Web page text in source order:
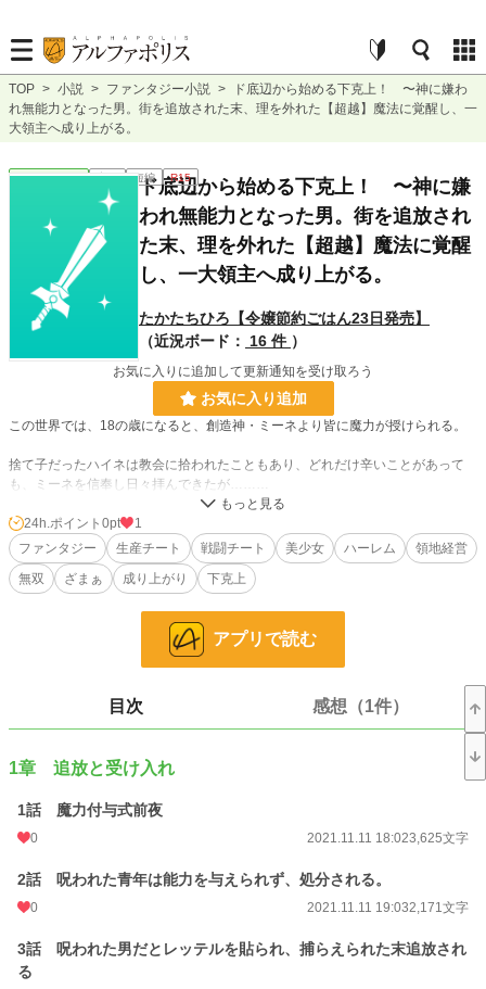
TOP > 小説 > ファンタジー小説 >
ド底辺から始める下克上！ 〜神に嫌わ
れ無能力となった男。街を追放された末、理を外れた【超越】魔法に覚醒し、一
大領主へ成り上がる。
ファンタジー 完結 短編 R15
ド底辺から始める下克上！ 〜神に嫌
われ無能力となった男。街を追放され
た末、理を外れた【超越】魔法に覚醒
し、一大領主へ成り上がる。
たかたちひろ【令嬢節約ごはん23日発売】
（近況ボード：
16 件 ）
お気に入りに追加して更新通知を受け取ろう
お気に入り追加
この世界では、18の歳になると、創造神・ミーネより皆に魔力が授けられる。
捨て子だったハイネは教会に拾われたこともあり、どれだけ辛いことがあって
も、ミーネを信奉し日々拝んできたが………
魔力付与式当日。
なぜかハイネにだけ、魔力が与えられることはなかった。日々の努力や信仰は全
く報われなかったのだ。
「能力を与えられなかったのは、呪われているからだ」
その夜、山で魔物に襲われ死にかけるハイネ。
実は、封印されていたのは悪魔ではなく、別世界を司る女神だったのだ。
ハイネはその女神の力を使い、この世には本来存在しない魔法・『超越』魔法で
び越えたアイテムを量産できるのだ。
24h.ポイント 0pt
1
ファンタジー
生産チート 戦闘チート 美少女 ハーレム
領地経営
無双
ざまぁ 成り上がり 下克上
アプリで読む
目次 感想（1件）
1章 追放と受け入れ
1話 魔力付与式前夜
0 2021.11.11 18:023,625文字
2話 呪われた青年は能力を与えられず、処分される。
0 2021.11.11 19:032,171文字
3話 呪われた男だとレッテルを貼られ、捕らえられた末追放され
る